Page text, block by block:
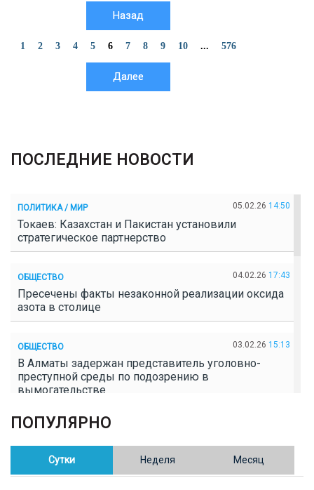
Назад
1 2 3 4 5 6 7 8 9 10 ... 576
Далее
ПОСЛЕДНИЕ НОВОСТИ
ПОЛИТИКА / МИР 05.02.26 14:50
Токаев: Казахстан и Пакистан установили
стратегическое партнерство
ОБЩЕСТВО 04.02.26 17:43
Пресечены факты незаконной реализации оксида
азота в столице
ОБЩЕСТВО 03.02.26 15:13
В Алматы задержан представитель уголовно-
преступной среды по подозрению в
вымогательстве
ОБЩЕСТВО
Полицейские пресекли незаконное выращивание
конопли в Таразе
ПОПУЛЯРНО
Сутки Неделя Месяц